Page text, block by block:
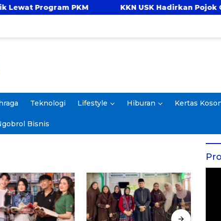
PKM KKN USK Hadirkan Pojok Celengan,
Teknologi Lifestyle Hiburan Kertas
Bisnis